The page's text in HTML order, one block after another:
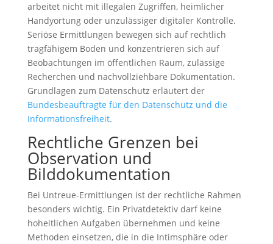
arbeitet nicht mit illegalen Zugriffen, heimlicher
Handyortung oder unzulässiger digitaler Kontrolle.
Seriöse Ermittlungen bewegen sich auf rechtlich
tragfähigem Boden und konzentrieren sich auf
Beobachtungen im öffentlichen Raum, zulässige
Recherchen und nachvollziehbare Dokumentation.
Grundlagen zum Datenschutz erläutert der
Bundesbeauftragte für den Datenschutz und die
Informationsfreiheit.
Rechtliche Grenzen bei
Observation und
Bilddokumentation
Bei Untreue-Ermittlungen ist der rechtliche Rahmen
besonders wichtig. Ein Privatdetektiv darf keine
hoheitlichen Aufgaben übernehmen und keine
Methoden einsetzen, die in die Intimsphäre oder